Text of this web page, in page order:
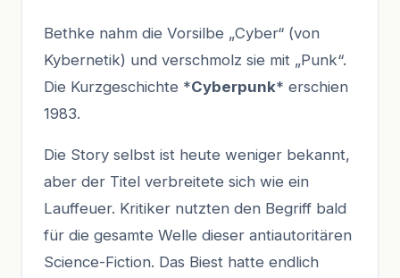
Bethke nahm die Vorsilbe „Cyber“ (von
Kybernetik) und verschmolz sie mit „Punk“.
Die Kurzgeschichte *Cyberpunk* erschien
1983.
Die Story selbst ist heute weniger bekannt,
aber der Titel verbreitete sich wie ein
Lauffeuer. Kritiker nutzten den Begriff bald
für die gesamte Welle dieser antiautoritären
Science-Fiction. Das Biest hatte endlich